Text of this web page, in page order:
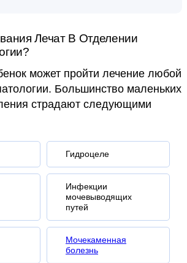
Лечат В Отделении
может пройти лечение любой
Большинство маленьких
страдают следующими
Гидроцеле
Инфекции
мочевыводящих
путей
Мочекаменная
болезнь